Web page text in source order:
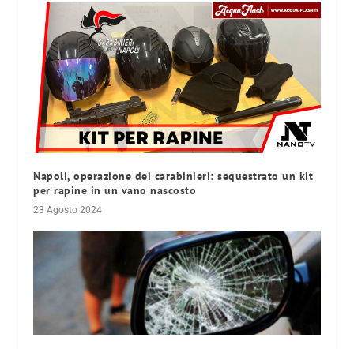
Napoli, operazione dei carabinieri: sequestrato un kit
per rapine in un vano nascosto
23 Agosto 2024